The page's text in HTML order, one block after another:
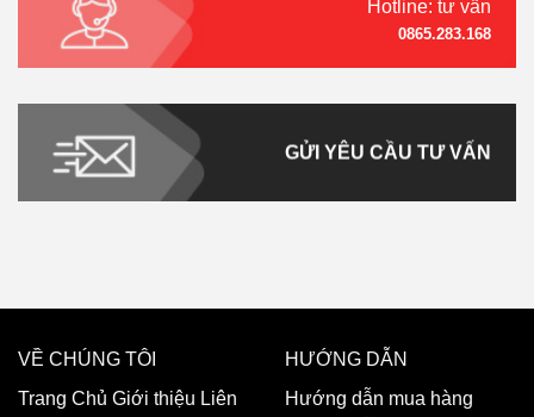
Hotline: tư vấn
0865.283.168
GỬI YÊU CẦU TƯ VẤN
VỀ CHÚNG TÔI
Trang Chủ Giới thiệu Liên
HƯỚNG DẪN
Hướng dẫn mua hàng